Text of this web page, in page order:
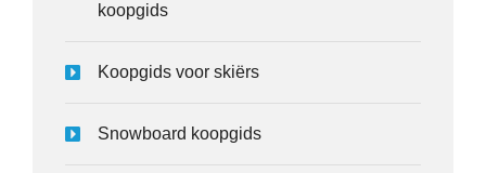
koopgids
Koopgids voor skiërs
Snowboard koopgids